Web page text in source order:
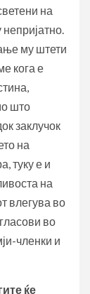
на
му штети
кога е
што
заклучок
на
туку е и
на
влегува во
во
членки и
ќе